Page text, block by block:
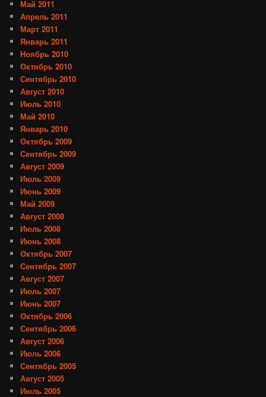
Май 2011
Апрель 2011
Март 2011
Январь 2011
Ноябрь 2010
Октябрь 2010
Сентябрь 2010
Август 2010
Июль 2010
Май 2010
Январь 2010
Октябрь 2009
Сентябрь 2009
Август 2009
Июль 2009
Июнь 2009
Май 2009
Август 2008
Июль 2008
Июнь 2008
Октябрь 2007
Сентябрь 2007
Август 2007
Июль 2007
Июнь 2007
Октябрь 2006
Сентябрь 2006
Август 2006
Июль 2006
Сентябрь 2005
Август 2005
Июль 2005